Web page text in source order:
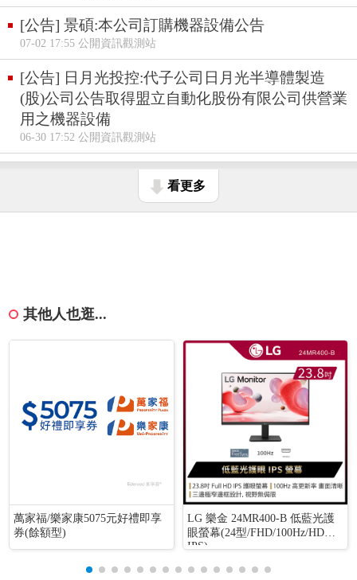
[公告] 景碩:本公司訂購機器設備公告
07-02 17:55 公開資訊觀測站
[公告] 日月光投控:代子公司日月光半導體製造
(股)公司公告取得盟立自動化股份有限公司供營業
用之機器設備
06-30 17:52 公開資訊觀測站
看更多
其他人也逛...
萬家福/樂家康5075元好禮即享
券(餘額型)
LG 樂金 24MR400-B 低藍光護
眼螢幕(24型/FHD/100Hz/HDMI/
IPS)